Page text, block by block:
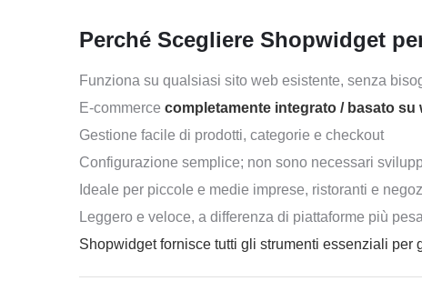
Perché Scegliere Shopwidget
Funziona su qualsiasi sito web esistente, senza
E-commerce completamente integrato / basato su
Gestione facile di prodotti, categorie e checkout
Configurazione semplice; non sono necessari
Ideale per piccole e medie imprese, ristoranti e
Leggero e veloce, a differenza di piattaforme più
Shopwidget fornisce tutti gli strumenti essenziali